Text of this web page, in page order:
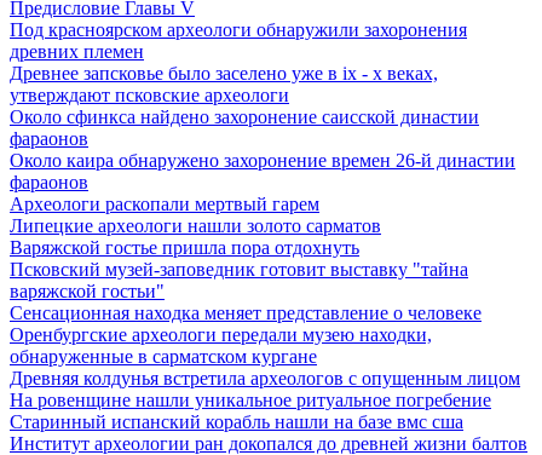
Предисловие Главы V
Под красноярском археологи обнаружили захоронения
древних племен
Древнее запсковье было заселено уже в ix - x веках,
утверждают псковские археологи
Около сфинкса найдено захоронение саисской династии
фараонов
Около каира обнаружено захоронение времен 26-й династии
фараонов
Археологи раскопали мертвый гарем
Липецкие археологи нашли золото сарматов
Варяжской гостье пришла пора отдохнуть
Псковский музей-заповедник готовит выставку "тайна
варяжской гостьи"
Сенсационная находка меняет представление о человеке
Оренбургские археологи передали музею находки,
обнаруженные в сарматском кургане
Древняя колдунья встретила археологов с опущенным лицом
На ровенщине нашли уникальное ритуальное погребение
Старинный испанский корабль нашли на базе вмс сша
Институт археологии ран докопался до древней жизни балтов